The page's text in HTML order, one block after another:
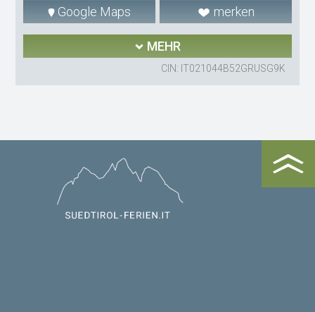
Google Maps merken
MEHR
CIN: IT021044B52GRUSG9K